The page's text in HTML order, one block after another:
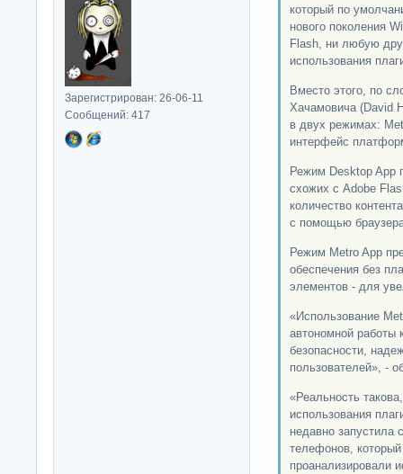
Зарегистрирован: 26-06-11
Сообщений: 417
который по
нового поколения
Flash, ни любую
использования
Вместо этого, по
Хачамовича (David
в двух режимах:
интерфейс
Режим Desktop App
схожих с Adobe
количество
с помощью
Режим Metro App
обеспечения без
элементов - для
«Использование
автономной работы
безопасности,
пользователей», -
«Реальность
использования
недавно запустила
телефонов,
проанализировали